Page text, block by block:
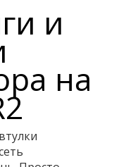
и
на